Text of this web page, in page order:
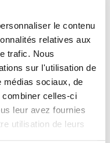
le contenu
relatives aux
trafic. Nous
sur l'utilisation de
médias sociaux, de
combiner celles-ci
leur avez fournies
utilisation de leurs
2015